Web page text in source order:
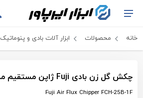
خانه محصولات ابزار آلات بادی و پنوماتیک
چکش گل زن بادی Fuji ژاپن مستقیم مدل FCH-25B-1F
Fuji Air Flux Chipper FCH-25B-1F